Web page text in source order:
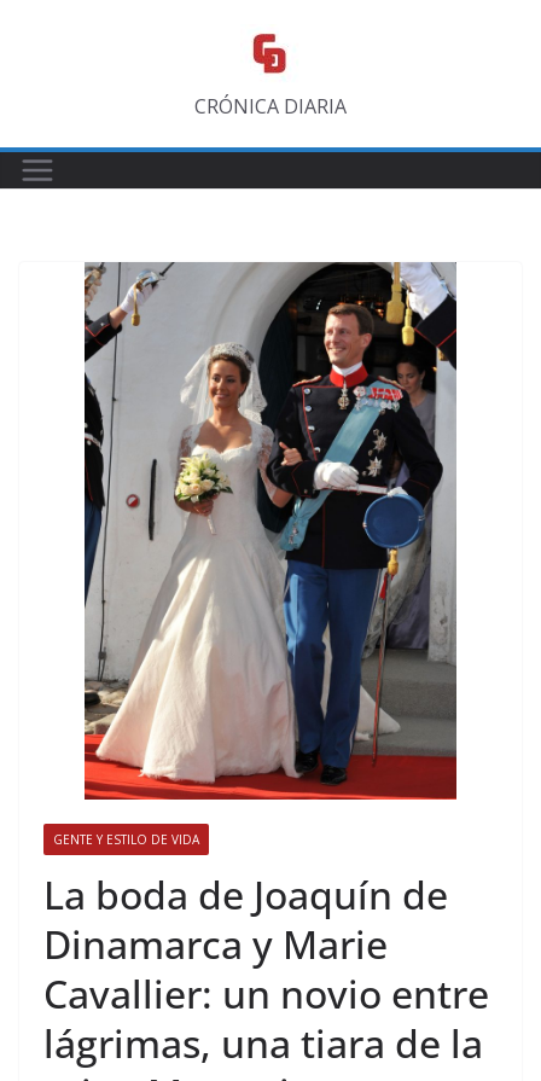
CRÓNICA DIARIA
GENTE Y ESTILO DE VIDA
​La boda de Joaquín de
Dinamarca y Marie
Cavallier: un novio entre
lágrimas, una tiara de la